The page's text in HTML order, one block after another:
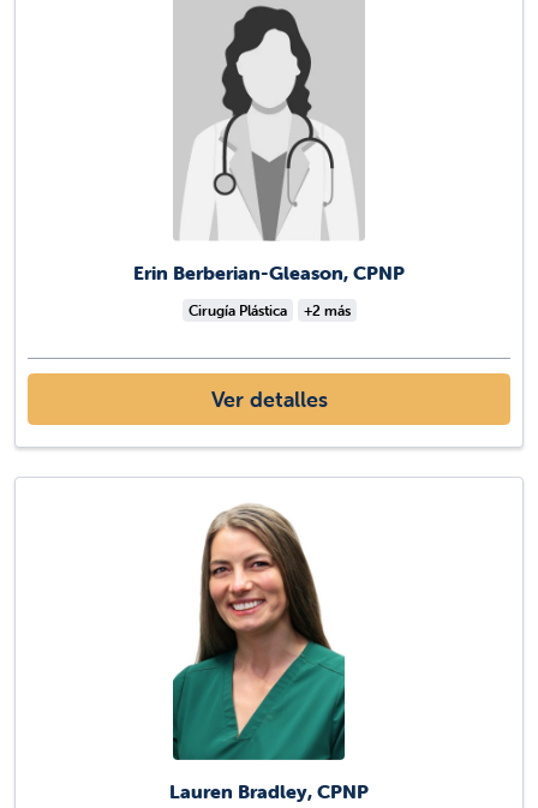
Erin Berberian-Gleason, CPNP
Cirugía Plástica +2 más
Ver detalles
Lauren Bradley, CPNP